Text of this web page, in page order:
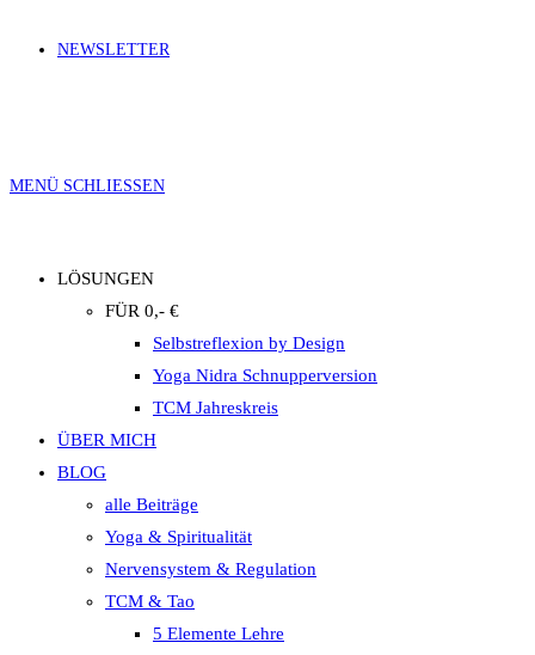
NEWSLETTER
MENÜ SCHLIESSEN
LÖSUNGEN
FÜR 0,- €
Selbstreflexion by Design
Yoga Nidra Schnupperversion
TCM Jahreskreis
ÜBER MICH
BLOG
alle Beiträge
Yoga & Spiritualität
Nervensystem & Regulation
TCM & Tao
5 Elemente Lehre